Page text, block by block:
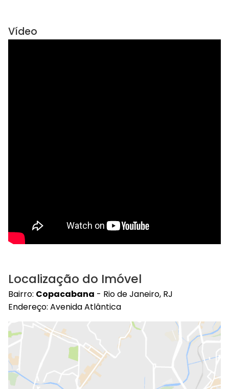
Vídeo
Localização do Imóvel
Bairro: Copacabana - Rio de Janeiro, RJ
Endereço: Avenida Atlântica